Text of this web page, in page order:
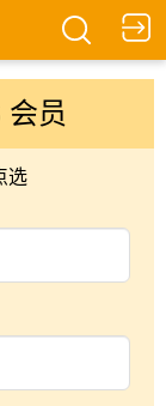
员
选